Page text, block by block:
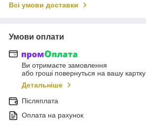
Всі умови доставки
Умови оплати
Ви отримаєте замовлення
або гроші повернуться на вашу картку
Детальніше
Післяплата
Оплата на рахунок